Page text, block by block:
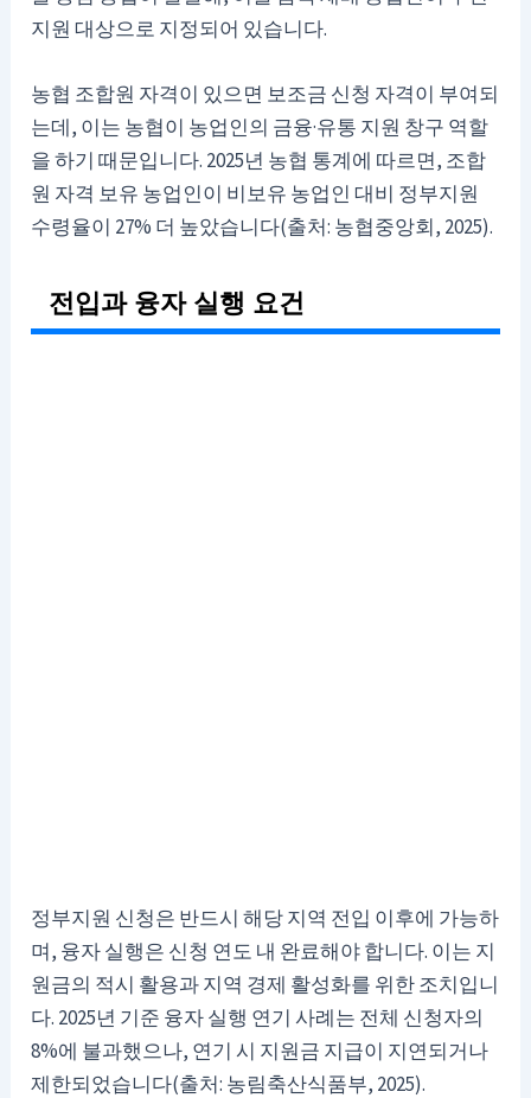
지원 대상으로 지정되어 있습니다.
농협 조합원 자격이 있으면 보조금 신청 자격이 부여되
는데, 이는 농협이 농업인의 금융·유통 지원 창구 역할
을 하기 때문입니다. 2025년 농협 통계에 따르면, 조합
원 자격 보유 농업인이 비보유 농업인 대비 정부지원
수령율이 27% 더 높았습니다(출처: 농협중앙회, 2025).
전입과 융자 실행 요건
정부지원 신청은 반드시 해당 지역 전입 이후에 가능하
며, 융자 실행은 신청 연도 내 완료해야 합니다. 이는 지
원금의 적시 활용과 지역 경제 활성화를 위한 조치입니
다. 2025년 기준 융자 실행 연기 사례는 전체 신청자의
8%에 불과했으나, 연기 시 지원금 지급이 지연되거나
제한되었습니다(출처: 농림축산식품부, 2025).